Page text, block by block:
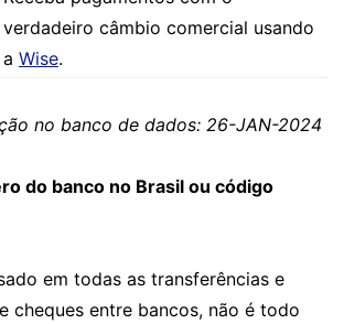
verdadeiro câmbio comercial usando
a Wise.
no banco de dados: 26-JAN-2024
do banco no Brasil ou código
em todas as transferências e
cheques entre bancos, não é todo